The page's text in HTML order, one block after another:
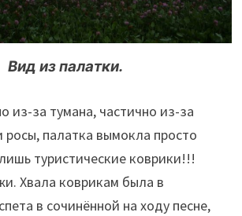
Вид из палатки.
из-за тумана, частично из-за
росы, палатка вымокла просто
туристические коврики!!!
Хвала коврикам была в
в сочинённой на ходу песне,